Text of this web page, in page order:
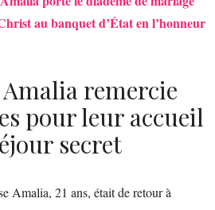
au banquet d’État en l’honneur
remercie
pour leur accueil
secret
Amalia, 21 ans, était de retour à